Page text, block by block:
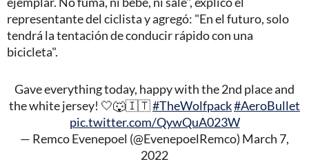
representante del ciclista y agregó: "En el futuro, solo
tendrá la tentación de conducir rápido con una
bicicleta".
Gave everything today, happy with the 2nd place and
the white jersey! 🤍🐺🇮🇹#TheWolfpack#AeroBullet
pic.twitter.com/QywQuA023W
— Remco Evenepoel (@EvenepoelRemco) March 7,
2022